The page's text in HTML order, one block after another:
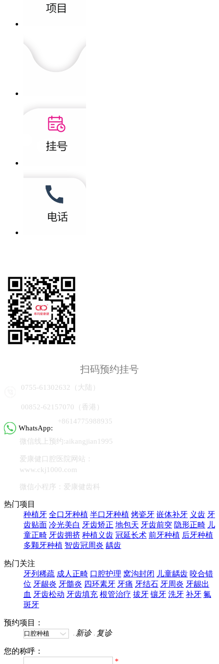
扫码预约挂号
0755-61302632（大陆）
00852-62157070（香港）
WhatsApp:
+8614775988935
微信线上预约:aikangjian1995
爱康健口腔医院网站：
www.ckj1000.com
微信小程序：爱康健齿科
热门项目
种植牙 全口牙种植 半口牙种植 烤瓷牙 嵌体补牙 义齿 牙
齿贴面 冷光美白 牙齿矫正 地包天 牙齿前突 隐形正畸 儿
童正畸 牙齿拥挤 种植义齿 冠延长术 前牙种植 后牙种植
多颗牙种植 智齿冠周炎 龋齿
热门关注
牙列稀疏 成人正畸 口腔护理 窝沟封闭 儿童龋齿 咬合错
位 牙龈炎 牙髓炎 四环素牙 牙痛 牙结石 牙周炎 牙龈出
血 牙齿松动 牙齿填充 根管治疗 拔牙 镶牙 洗牙 补牙 氟
斑牙
预约项目：
新诊
复诊
您的称呼：
*